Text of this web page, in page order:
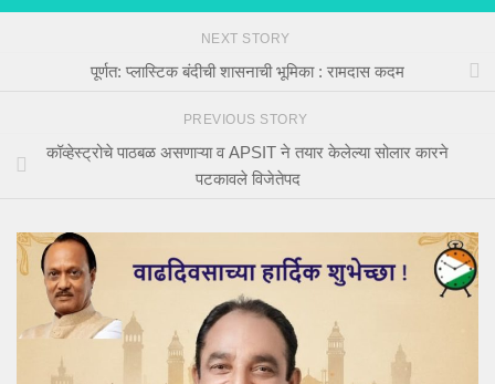
NEXT STORY
पूर्णत: प्लास्टिक बंदीची शासनाची भूमिका : रामदास कदम
PREVIOUS STORY
कॉव्हेस्ट्रोचे पाठबळ असणाऱ्या व APSIT ने तयार केलेल्या सोलार कारने
पटकावले विजेतेपद